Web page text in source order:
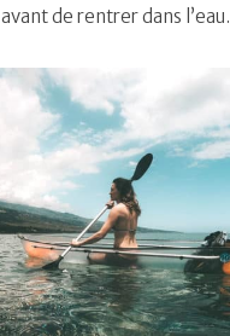
de rentrer dans l’eau.